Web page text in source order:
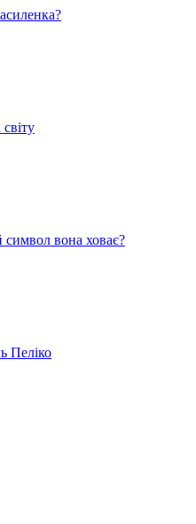
вона ховає?
Пеліко